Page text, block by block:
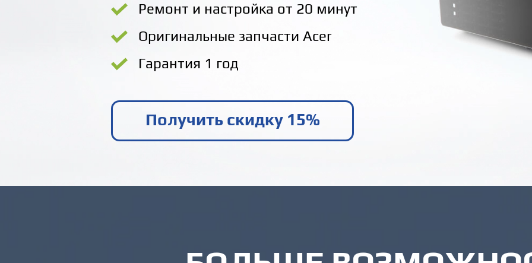
Ремонт и настройка от 20 минут
Оригинальные запчасти Acer
Гарантия 1 год
Получить скидку 15%